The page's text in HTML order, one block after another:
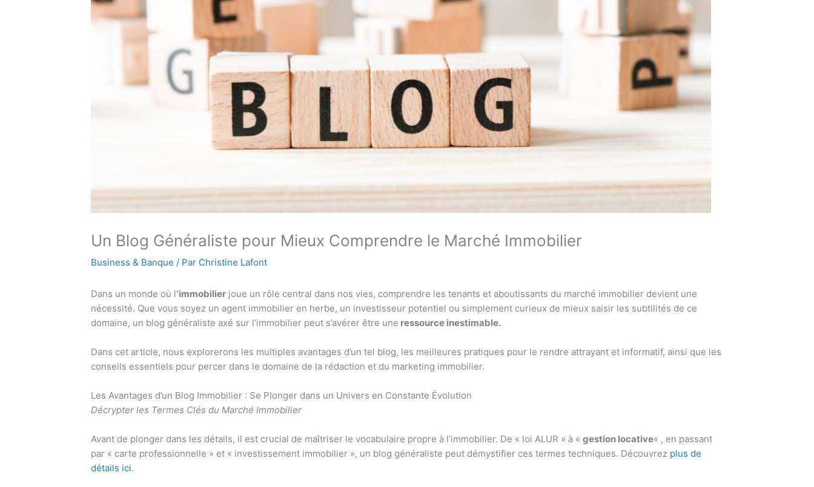
Un Blog Généraliste pour Mieux Comprendre le Marché Immobilier
Business & Banque / Par Christine Lafont
Dans un monde où l‘immobilierjoue un rôle central dans nos vies, comprendre les tenants et aboutissants du marché immobilier devient une
nécessité. Que vous soyez un agent immobilier en herbe, un investisseur potentiel ou simplement curieux de mieux saisir les subtilités de ce
domaine, un blog généraliste axé sur l’immobilier peut s’avérer être une ressource inestimable.
Dans cet article, nous explorerons les multiples avantages d’un tel blog, les meilleures pratiques pour le rendre attrayant et informatif, ainsi que les
conseils essentiels pour percer dans le domaine de la rédaction et du marketing immobilier.
Les Avantages d’un Blog Immobilier : Se Plonger dans un Univers en Constante Évolution
Décrypter les Termes Clés du Marché Immobilier
Avant de plonger dans les détails, il est crucial de maîtriser le vocabulaire propre à l’immobilier. De « loi ALUR » à « gestion locative« , en passant
par « carte professionnelle » et « investissement immobilier », un blog généraliste peut démystifier ces termes techniques. Découvrez plus de
détails ici.